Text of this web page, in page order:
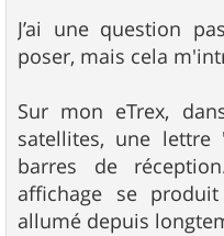
g
e
J’ai une question
poser, mais cela
Sur mon eTrex,
satellites, une
barres de
affichage se
allumé depuis